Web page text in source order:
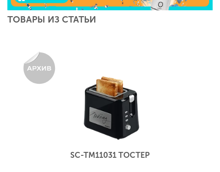
ТОВАРЫ ИЗ СТАТЬИ
SC-TM11031 ТОСТЕР